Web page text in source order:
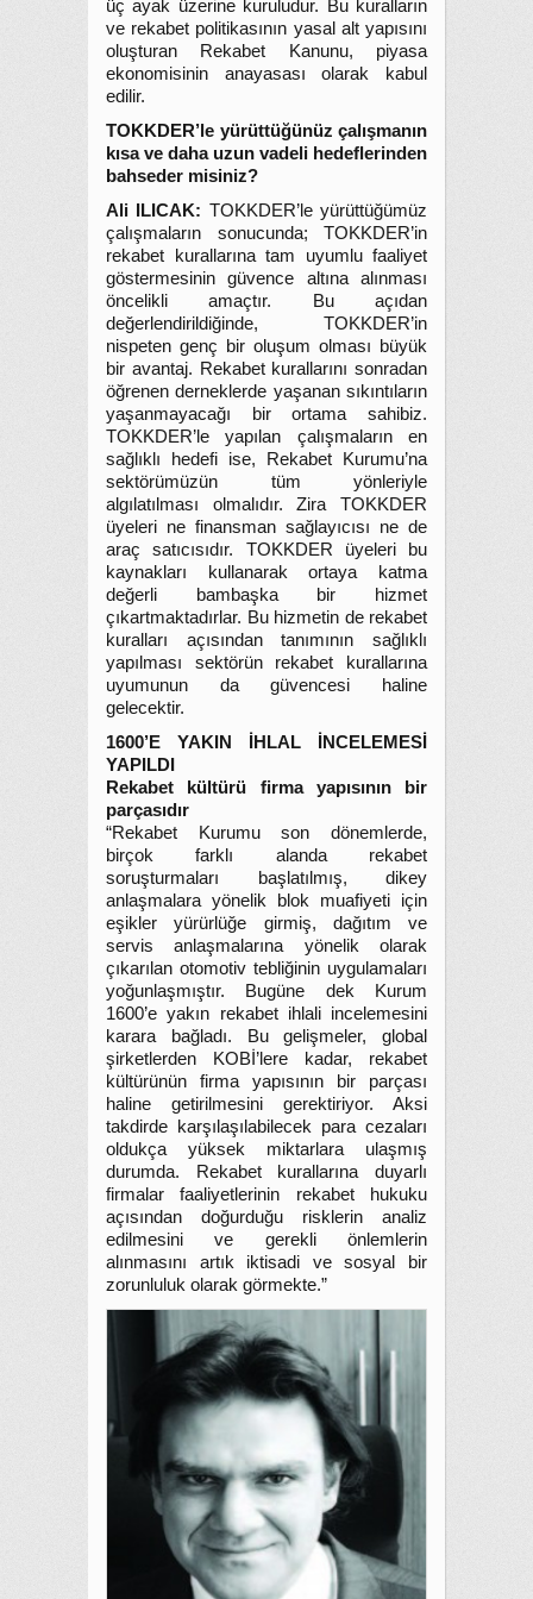
üç ayak üzerine kuruludur. Bu kuralların
ve rekabet politikasının yasal alt yapısını
oluşturan Rekabet Kanunu, piyasa
ekonomisinin anayasası olarak kabul
edilir.
TOKKDER’le yürüttüğünüz çalışmanın
kısa ve daha uzun vadeli hedeflerinden
bahseder misiniz?
Ali ILICAK: TOKKDER’le yürüttüğümüz
çalışmaların sonucunda; TOKKDER’in
rekabet kurallarına tam uyumlu faaliyet
göstermesinin güvence altına alınması
öncelikli amaçtır. Bu açıdan
değerlendirildiğinde, TOKKDER’in
nispeten genç bir oluşum olması büyük
bir avantaj. Rekabet kurallarını sonradan
öğrenen derneklerde yaşanan sıkıntıların
yaşanmayacağı bir ortama sahibiz.
TOKKDER’le yapılan çalışmaların en
sağlıklı hedefi ise, Rekabet Kurumu’na
sektörümüzün tüm yönleriyle
algılatılması olmalıdır. Zira TOKKDER
üyeleri ne finansman sağlayıcısı ne de
araç satıcısıdır. TOKKDER üyeleri bu
kaynakları kullanarak ortaya katma
değerli bambaşka bir hizmet
çıkartmaktadırlar. Bu hizmetin de rekabet
kuralları açısından tanımının sağlıklı
yapılması sektörün rekabet kurallarına
uyumunun da güvencesi haline
gelecektir.
1600’E YAKIN İHLAL İNCELEMESİ
YAPILDI
Rekabet kültürü firma yapısının bir
parçasıdır
“Rekabet Kurumu son dönemlerde,
birçok farklı alanda rekabet
soruşturmaları başlatılmış, dikey
anlaşmalara yönelik blok muafiyeti için
eşikler yürürlüğe girmiş, dağıtım ve
servis anlaşmalarına yönelik olarak
çıkarılan otomotiv tebliğinin uygulamaları
yoğunlaşmıştır. Bugüne dek Kurum
1600’e yakın rekabet ihlali incelemesini
karara bağladı. Bu gelişmeler, global
şirketlerden KOBİ’lere kadar, rekabet
kültürünün firma yapısının bir parçası
haline getirilmesini gerektiriyor. Aksi
takdirde karşılaşılabilecek para cezaları
oldukça yüksek miktarlara ulaşmış
durumda. Rekabet kurallarına duyarlı
firmalar faaliyetlerinin rekabet hukuku
açısından doğurduğu risklerin analiz
edilmesini ve gerekli önlemlerin
alınmasını artık iktisadi ve sosyal bir
zorunluluk olarak görmekte.”